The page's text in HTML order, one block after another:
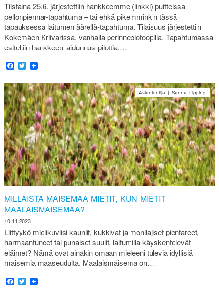
Tiistaina 25.6. järjestettiin hankkeemme (linkki) puitteissa
pellonpiennar-tapahtuma – tai ehkä pikemminkin tässä
tapauksessa laitumen äärellä-tapahtuma. Tilaisuus järjestettiin
Kokemäen Kriivarissa, vanhalla perinnebiotoopilla. Tapahtumassa
esiteltiin hankkeen laidunnus-pilottia,…
Facebook
Twitter
MILLAISTA MAISEMAA MIETIT, KUN MIETIT
MAALAISMAISEMAA?
10.11.2023
Asiantuntija | Sanna Lipping
Liittyykö mielikuviisi kauniit, kukkivat ja monilajiset pientareet,
harmaantuneet tai punaiset suulit, laitumilla käyskentelevät
eläimet? Nämä ovat ainakin omaan mieleeni tulevia idyllisiä
maisemia maaseudulta. Maalaismaisema on…
Facebook
Twitter